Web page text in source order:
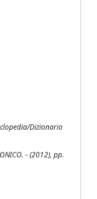
Dizionario
- (2012), pp.